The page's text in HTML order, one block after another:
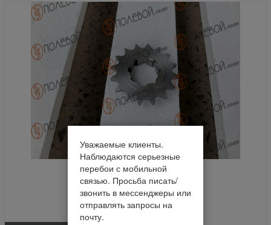
Уважаемые клиенты.
Наблюдаются серьезные
перебои с мобильной
связью. Просьба писать/
звонить в мессенджеры или
отправлять запросы на
почту.